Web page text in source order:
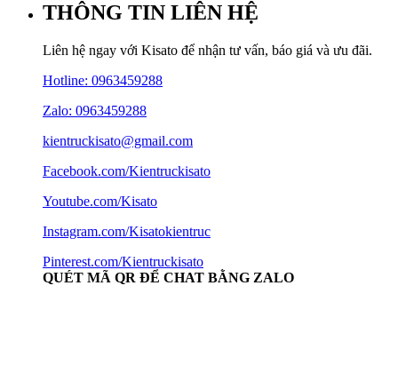
THÔNG TIN LIÊN HỆ
Liên hệ ngay với Kisato để nhận tư vấn, báo giá và ưu đãi.
Hotline: 0963459288
Zalo: 0963459288
kientruckisato@gmail.com
Facebook.com/Kientruckisato
Youtube.com/Kisato
Instagram.com/Kisatokientruc
Pinterest.com/Kientruckisato
QUÉT MÃ QR ĐỂ CHAT BẰNG ZALO